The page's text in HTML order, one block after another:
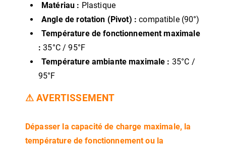
Matériau : Plastique
Angle de rotation (Pivot) : compatible (90°)
Température de fonctionnement maximale
: 35°C / 95°F
Température ambiante maximale : 35°C /
95°F
⚠ AVERTISSEMENT
Dépasser la capacité de charge maximale, la
température de fonctionnement ou la